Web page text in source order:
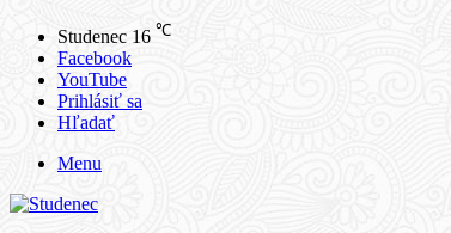
Studenec 16 ℃
Facebook
YouTube
Prihlásiť sa
Hľadať
Menu